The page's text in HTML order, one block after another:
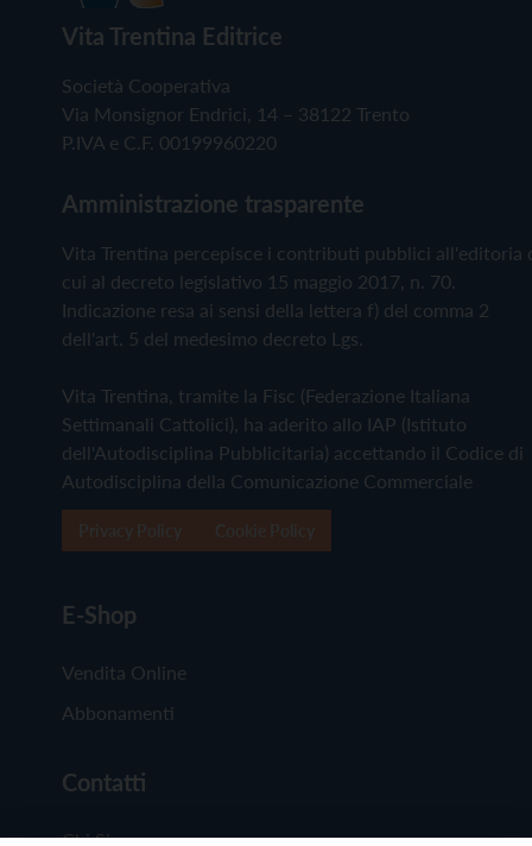
Vita Trentina Editrice
Società Cooperativa
Via Monsignor Endrici, 14 – 38122 Trento
P.IVA e C.F. 00199960220
Amministrazione trasparente
Vita Trentina percepisce i contributi pubblici all'editoria
cui al decreto legislativo 15 maggio 2017, n. 70.
Indicazione resa ai sensi della lettera f) del comma 2
dell'art. 5 del medesimo decreto Lgs.
Vita Trentina, tramite la Fisc (Federazione Italiana
Settimanali Cattolici), ha aderito allo IAP (Istituto
dell'Autodisciplina Pubblicitaria) accettando il Codice di
Autodisciplina della Comunicazione Commerciale
E-Shop
Vendita Online
Abbonamenti
Contatti
Chi Siamo